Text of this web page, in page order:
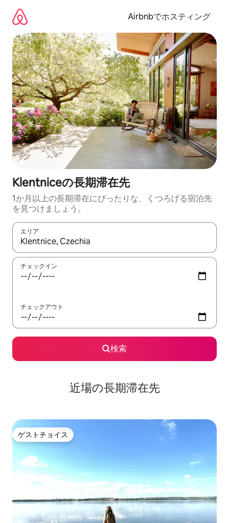
Airbnbでホスティング
Klentniceの長期滞在先
1か月以上の長期滞在にぴったりな、くつろげる宿泊先
を見つけましょう。
エリア
検索結果が表示されたら、上下の矢印キーを使って移動するか
チェックイン
チェックアウト
検索
近場の長期滞在先
ゲストチョイス
ゲストチョイス